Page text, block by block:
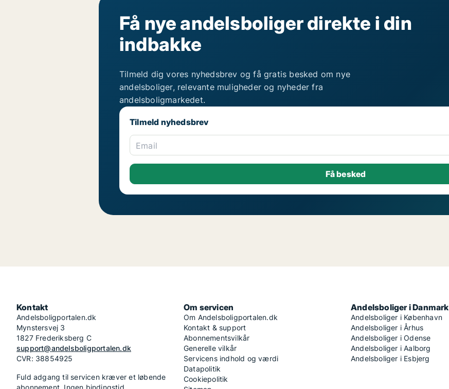
Få nye andelsboliger direkte i din
indbakke
Tilmeld dig vores nyhedsbrev og få gratis besked om nye
andelsboliger, relevante muligheder og nyheder fra
andelsboligmarkedet.
Tilmeld nyhedsbrev
Email
Kontakt
Andelsboligportalen.dk
Mynstersvej 3
1827 Frederiksberg C
support@andelsboligportalen.dk
CVR: 38854925
Fuld adgang til servicen kræver et løbende
abonnement. Ingen bindingstid.
Om servicen
Om Andelsboligportalen.dk
Kontakt & support
Abonnementsvilkår
Generelle vilkår
Servicens indhold og værdi
Datapolitik
Cookiepolitik
Andelsboliger i Danmark
Andelsboliger i København
Andelsboliger i Århus
Andelsboliger i Odense
Andelsboliger i Aalborg
Andelsboliger i Esbjerg